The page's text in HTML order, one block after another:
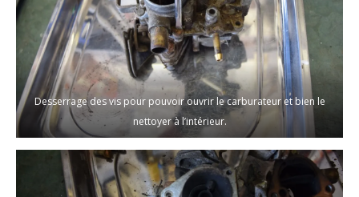
Desserrage des vis pour pouvoir ouvrir le carburateur et bien le
nettoyer à l’intérieur.